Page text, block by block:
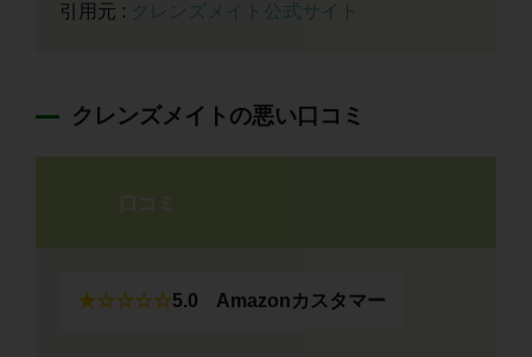
引用元 : クレンズメイト公式サイト
クレンズメイトの悪い口コミ
★☆☆☆☆5.0 Amazonカスタマー